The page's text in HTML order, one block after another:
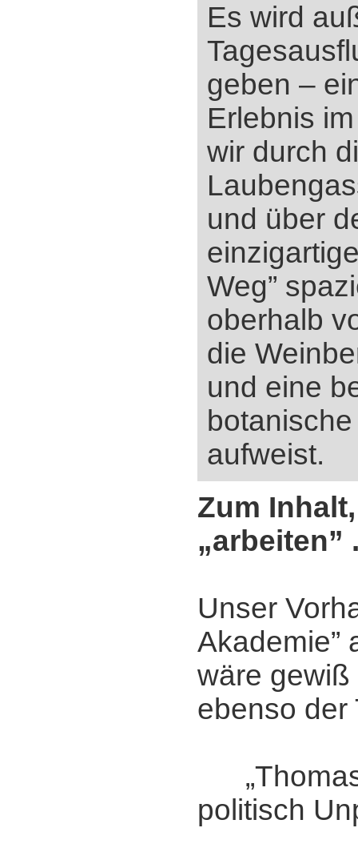
Es wird
geben ‒
Erlebnis
wir durch
und über
Weg”
oberhalb
die
und eine
aufweist.
Zum
„arbeiten”
Unser
Akademie”
wäre
ebenso der
politisch